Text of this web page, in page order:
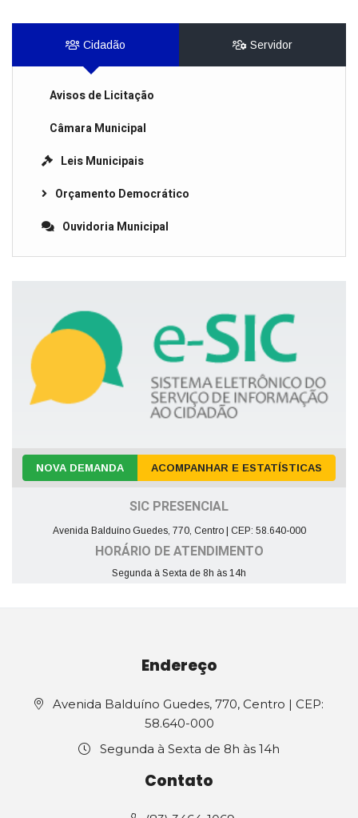
Cidadão Servidor
Avisos de Licitação
Câmara Municipal
Leis Municipais
Orçamento Democrático
Ouvidoria Municipal
NOVA DEMANDA ACOMPANHAR E ESTATÍSTICAS
SIC PRESENCIAL
Avenida Balduíno Guedes, 770, Centro | CEP: 58.640-000
HORÁRIO DE ATENDIMENTO
Segunda à Sexta de 8h às 14h
Endereço
Avenida Balduíno Guedes, 770, Centro | CEP:
58.640-000
Segunda à Sexta de 8h às 14h
Contato